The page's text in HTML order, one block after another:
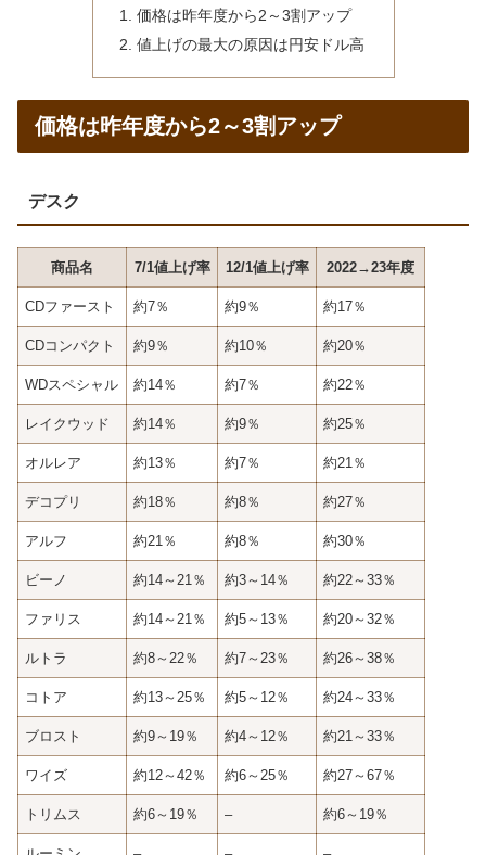
価格は昨年度から2～3割アップ
値上げの最大の原因は円安ドル高
価格は昨年度から2～3割アップ
デスク
商品名 7/1値上げ率 12/1値上げ率 2022→23年度
CDファースト 約7％ 約9％ 約17％
CDコンパクト 約9％ 約10％ 約20％
WDスペシャル 約14％ 約7％ 約22％
レイクウッド 約14％ 約9％ 約25％
オルレア 約13％ 約7％ 約21％
デコプリ 約18％ 約8％ 約27％
アルフ 約21％ 約8％ 約30％
ビーノ 約14～21％ 約3～14％ 約22～33％
ファリス 約14～21％ 約5～13％ 約20～32％
ルトラ 約8～22％ 約7～23％ 約26～38％
コトア 約13～25％ 約5～12％ 約24～33％
ブロスト 約9～19％ 約4～12％ 約21～33％
ワイズ 約12～42％ 約6～25％ 約27～67％
トリムス 約6～19％ – 約6～19％